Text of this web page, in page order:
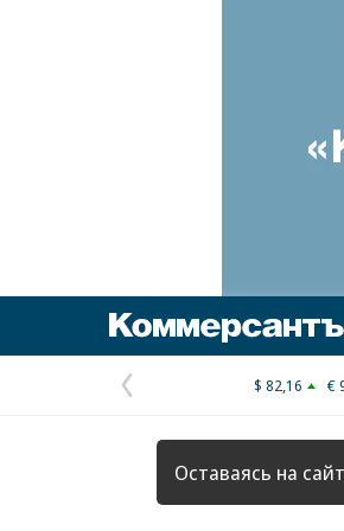
Предыдущая
страница
$ 82,16 €
Оставаясь на